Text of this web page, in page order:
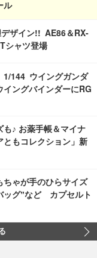
ル
デザイン!! AE86＆RX-
シャツ登場
1/144 ウイングガンダ
ングバインダーにRG
も♪ お薬手帳＆マイナ
ともコレクション」新
ゃが手のひらサイズ
ッグ”など カプセルト